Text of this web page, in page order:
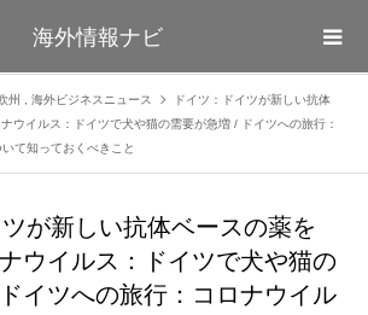
海外情報ナビ
州 海外ビジネスニュース
ドイツ：ドイツが新しい抗体
ウイルス：ドイツで犬や猫の需要が急増 / ドイツへの旅行：
て知っておくべきこと
が新しい抗体ベースの薬を
ウイルス：ドイツで犬や猫の
イツへの旅行：コロナウイル